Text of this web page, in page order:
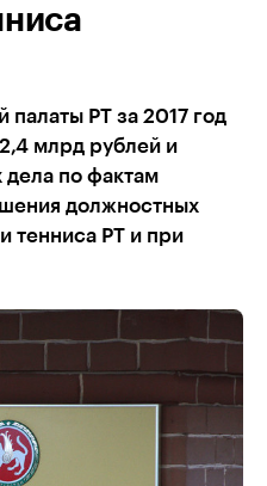
РТ за 2017 год
млрд рублей и
дела по фактам
должностных
тенниса РТ и при